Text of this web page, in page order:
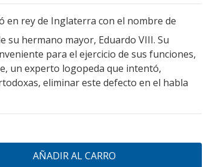
en rey de Inglaterra con el nombre de
su hermano mayor, Eduardo VIII. Su
para el ejercicio de sus funciones,
un experto logopeda que intentó,
eliminar este defecto en el habla